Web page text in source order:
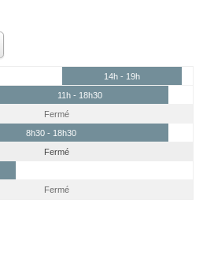
14h - 19h
11h - 18h30
Fermé
8h30 - 18h30
Fermé
Fermé